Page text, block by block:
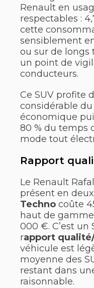
Renault en
respectables :
cette
sensiblement
ou sur de longs
un point de
conducteurs.
Ce SUV profite
considérable
économique
80 % du temps
mode tout
Rapport
Le Renault
présent en
Techno coûte
haut de gamme
000 €. C’est un
rapport
véhicule est
moyenne des
restant dans
raisonnable.